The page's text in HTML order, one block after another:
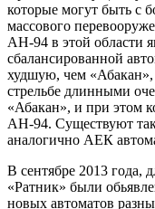
которые могут быть с
массового
АН-94 в этой области
сбалансированной
худшую, чем «Абакан»,
стрельбе длинными
«Абакан», и при этом
АН-94. Существуют
аналогично АЕК
В сентябре 2013 года,
«Ратник» были
новых автоматов